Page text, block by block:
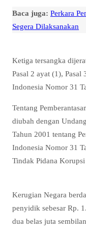
Baca juga: Perkara
Segera Dilaksanakan
Ketiga tersangka
Pasal 2 ayat (1),
Indonesia Nomor 31
Tentang
diubah dengan
Tahun 2001 tentang
Indonesia Nomor 31
Tindak Pidana
Kerugian Negara
penyidik sebesar Rp.
dua belas juta